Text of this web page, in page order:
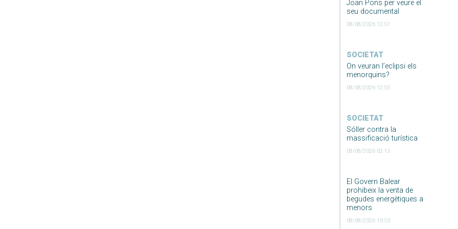
Joan Pons per veure el
seu documental
08/08/2026 12:51
SOCIETAT
On veuran l’eclipsi els
menorquins?
08/08/2026 12:55
SOCIETAT
Sóller contra la
massificació turística
08/08/2026 02:15
El Govern Balear
prohibeix la venta de
begudes energètiques a
menors
08/08/2026 10:53